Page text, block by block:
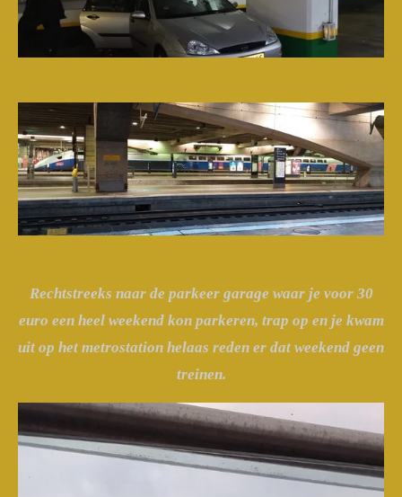
Rechtstreeks naar de parkeer garage waar je voor 30
euro een heel weekend kon parkeren, trap op en je kwam
uit op het metrostation helaas reden er dat weekend geen
treinen.